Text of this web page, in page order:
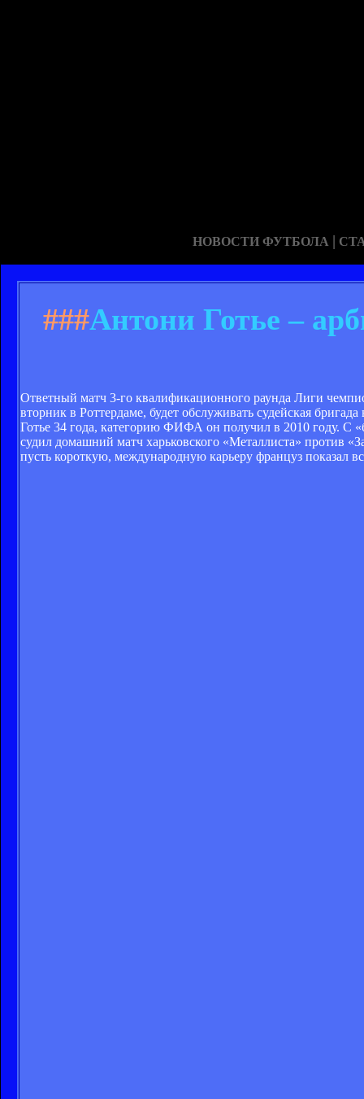
НОВОСТИ ФУТБОЛА |
###Антони Готье –
Ответный матч 3-го квалификационного раунда Лиги
вторник в Роттердаме, будет обслуживать судейская
Готье 34 года, категорию ФИФА он получил в 2010 году. С
судил домашний матч харьковского «Металлиста» против
пусть короткую, международную карьеру француз показал